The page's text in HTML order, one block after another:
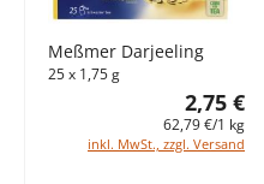
Meßmer Darjeeling
25 x 1,75 g
2,75 €
62,79 €/1 kg
inkl. MwSt., zzgl. Versand